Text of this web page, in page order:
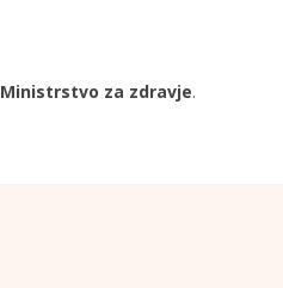
Ministrstvo za zdravje.